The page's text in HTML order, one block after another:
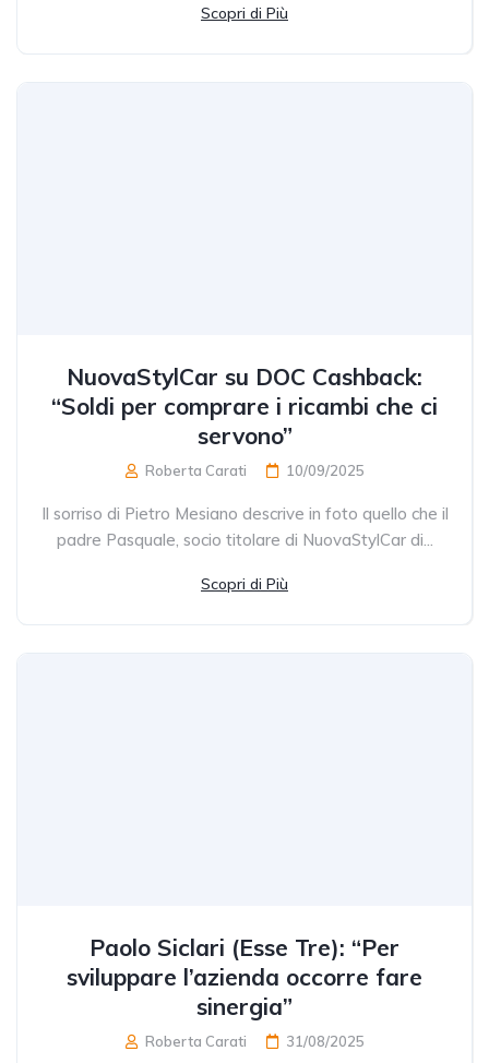
Scopri di Più
NuovaStylCar su DOC Cashback:
“Soldi per comprare i ricambi che ci
servono”
Roberta Carati 10/09/2025
Il sorriso di Pietro Mesiano descrive in foto quello che il
padre Pasquale, socio titolare di NuovaStylCar di...
Scopri di Più
Paolo Siclari (Esse Tre): “Per
sviluppare l’azienda occorre fare
sinergia”
Roberta Carati 31/08/2025